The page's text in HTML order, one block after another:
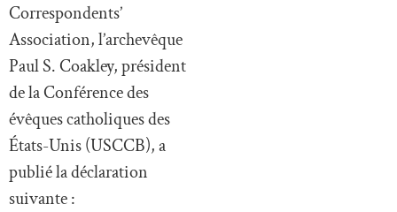
Correspondents’
Association, l’archevêque
Paul S. Coakley, président
de la Conférence des
évêques catholiques des
États-Unis (USCCB), a
publié la déclaration
suivante :